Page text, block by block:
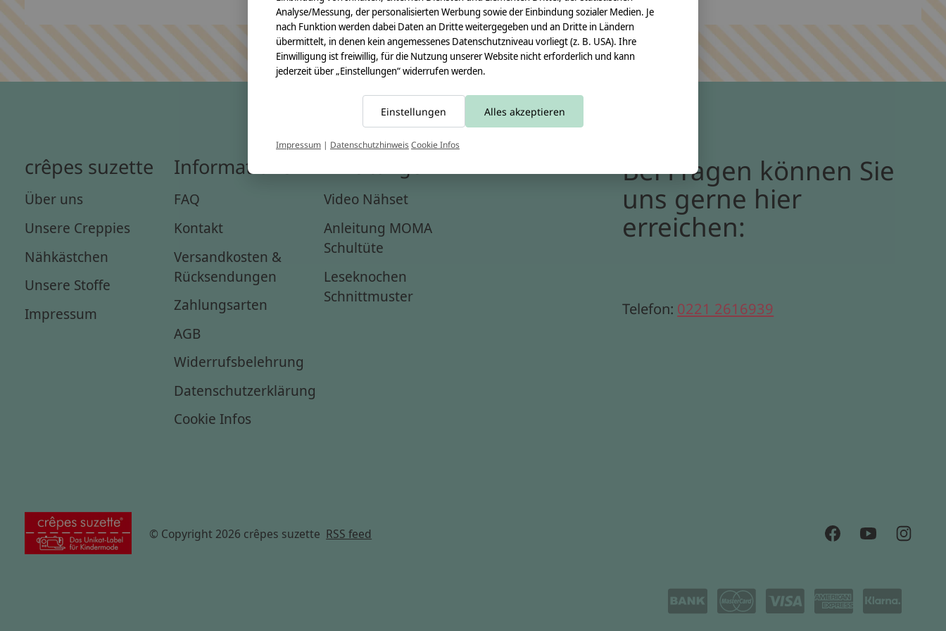
crêpes suzette
Über uns
Unsere Creppies
Nähkästchen
Unsere Stoffe
Impressum
Informationen
FAQ
Kontakt
Versandkosten &
Rücksendungen
Zahlungsarten
AGB
Widerrufsbelehrung
Datenschutzerklärung
Cookie Infos
Video Nähset
Anleitung MOMA
Schultüte
Leseknochen
Schnittmuster
Bei Fragen können Sie
uns gerne hier
erreichen:
Telefon: 0221 2616939
© Copyright 2026 crêpes suzette RSS feed
Analyse/Messung, der personalisierten Werbung sowie der Einbindung sozialer Medien. Je
nach Funktion werden dabei Daten an Dritte weitergegeben und an Dritte in Ländern
übermittelt, in denen kein angemessenes Datenschutzniveau vorliegt (z. B. USA). Ihre
Einwilligung ist freiwillig, für die Nutzung unserer Website nicht erforderlich und kann
jederzeit über „Einstellungen“ widerrufen werden.
Einstellungen Alles akzeptieren
Impressum | DatenschutzhinweisCookie Infos